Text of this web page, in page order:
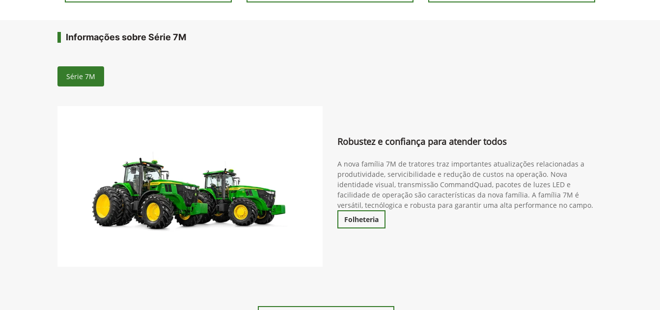
Informações sobre Série 7M
Série 7M
Robustez e confiança para atender todos
A nova família 7M de tratores traz importantes atualizações relacionadas a
produtividade, servicibilidade e redução de custos na operação. Nova
identidade visual, transmissão CommandQuad, pacotes de luzes LED e
facilidade de operação são características da nova família. A família 7M é
versátil, tecnólogica e robusta para garantir uma alta performance no campo.
Folheteria